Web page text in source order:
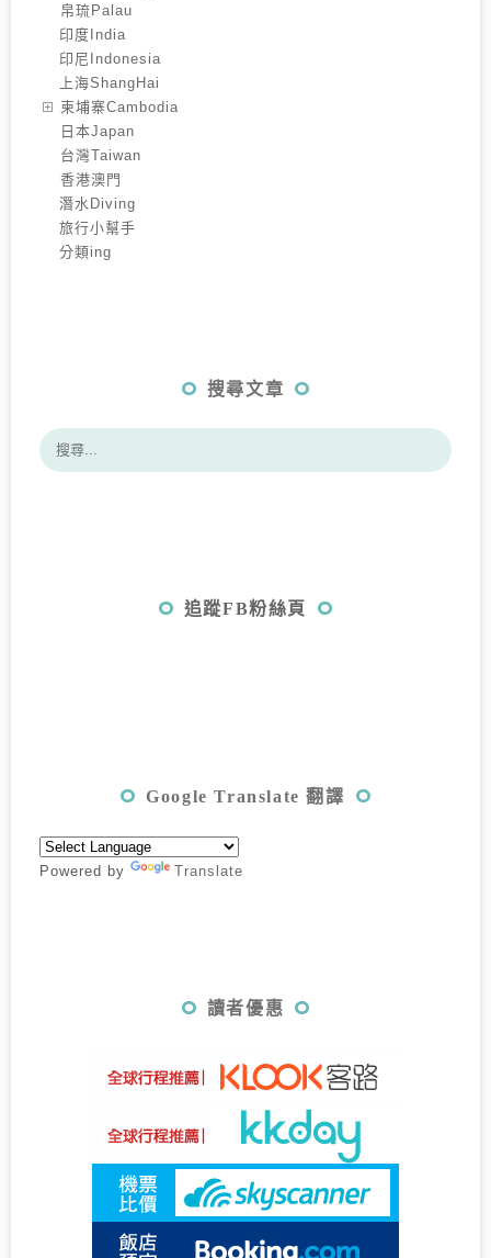
️帛琉Palau
印度India
印尼Indonesia
上海ShangHai
️柬埔寨Cambodia
️日本Japan
️台灣Taiwan
️香港澳門
潛水Diving
旅行小幫手
分類ing
搜尋文章
追蹤FB粉絲頁
Google Translate 翻譯
Powered by Translate
讀者優惠